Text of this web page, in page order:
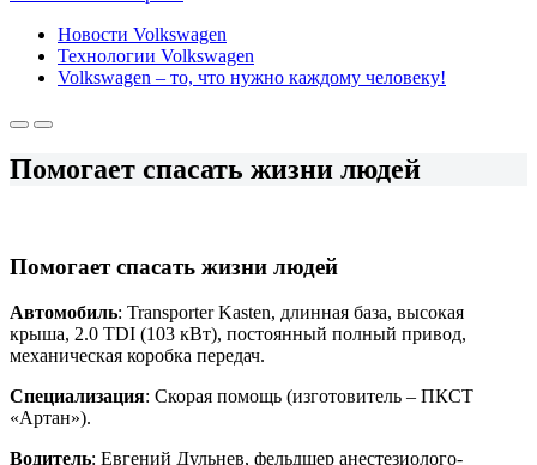
Новости Volkswagen
Технологии Volkswagen
Volkswagen – то, что нужно каждому человеку!
Помогает спасать жизни людей
Помогает спасать жизни людей
Автомобиль: Transporter Kasten, длинная база, высокая
крыша, 2.0 TDI (103 кВт), постоянный полный привод,
механическая коробка передач.
Специализация: Скорая помощь (изготовитель – ПКСТ
«Артан»).
Водитель: Евгений Дульнев, фельдшер анестезиолого-